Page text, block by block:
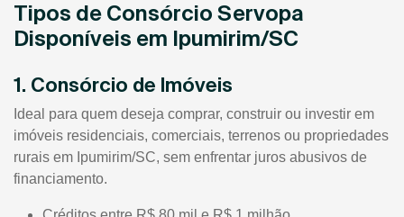
Tipos de Consórcio Servopa
Disponíveis em Ipumirim/SC
1. Consórcio de Imóveis
Ideal para quem deseja comprar, construir ou investir em
imóveis residenciais, comerciais, terrenos ou propriedades
rurais em Ipumirim/SC, sem enfrentar juros abusivos de
financiamento.